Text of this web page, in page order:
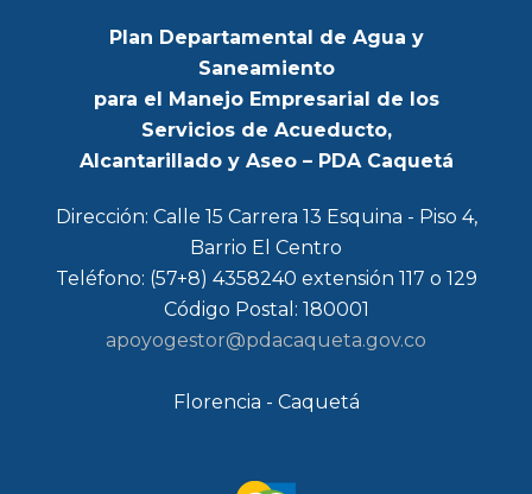
Plan Departamental de Agua y
Saneamiento
para el Manejo Empresarial de los
Servicios de Acueducto,
Alcantarillado y Aseo – PDA Caquetá
Dirección: Calle 15 Carrera 13 Esquina - Piso 4,
Barrio El Centro
Teléfono: (57+8) 4358240 extensión 117 o 129
Código Postal: 180001
apoyogestor@pdacaqueta.gov.co
Florencia - Caquetá